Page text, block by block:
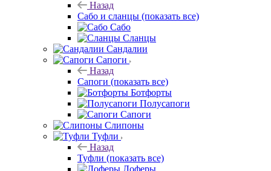
Назад
Сабо и сланцы (показать все)
Сабо
Сланцы
Сандалии
Сапоги
Назад
Сапоги (показать все)
Ботфорты
Полусапоги
Сапоги
Слипоны
Туфли
Назад
Туфли (показать все)
Лоферы